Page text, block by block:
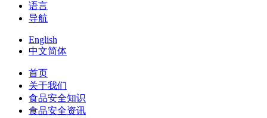
语言
导航
English
中文简体
首页
关于我们
食品安全知识
食品安全资讯